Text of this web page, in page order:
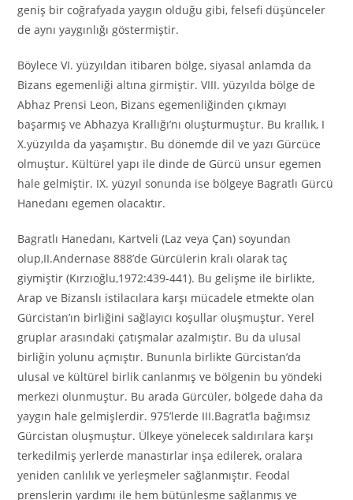
geniş bir coğrafyada yaygın olduğu gibi, felsefi düşünceler
de aynı yaygınlığı göstermiştir.
Böylece VI. yüzyıldan itibaren bölge, siyasal anlamda da
Bizans egemenliği altına girmiştir. VIII. yüzyılda bölge de
Abhaz Prensi Leon, Bizans egemenliğinden çıkmayı
başarmış ve Abhazya Krallığı’nı oluşturmuştur. Bu krallık, I
X.yüzyılda da yaşamıştır. Bu dönemde dil ve yazı Gürcüce
olmuştur. Kültürel yapı ile dinde de Gürcü unsur egemen
hale gelmiştir. IX. yüzyıl sonunda ise bölgeye Bagratlı Gürcü
Hanedanı egemen olacaktır.
Bagratlı Hanedanı, Kartveli (Laz veya Çan) soyundan
olup,II.Andernase 888’de Gürcülerin kralı olarak taç
giymiştir (Kırzıoğlu,1972:439-441). Bu gelişme ile birlikte,
Arap ve Bizanslı istilacılara karşı mücadele etmekte olan
Gürcistan’ın birliğini sağlayıcı koşullar oluşmuştur. Yerel
gruplar arasındaki çatışmalar azalmıştır. Bu da ulusal
birliğin yolunu açmıştır. Bununla birlikte Gürcistan’da
ulusal ve kültürel birlik canlanmış ve bölgenin bu yöndeki
merkezi olunmuştur. Bu arada Gürcüler, bölgede daha da
yaygın hale gelmişlerdir. 975’lerde III.Bagrat’la bağımsız
Gürcistan oluşmuştur. Ülkeye yönelecek saldırılara karşı
terkedilmiş yerlerde manastırlar inşa edilerek, oralara
yeniden canlılık ve yerleşmeler sağlanmıştır. Feodal
prenslerin yardımı ile hem bütünleşme sağlanmış ve